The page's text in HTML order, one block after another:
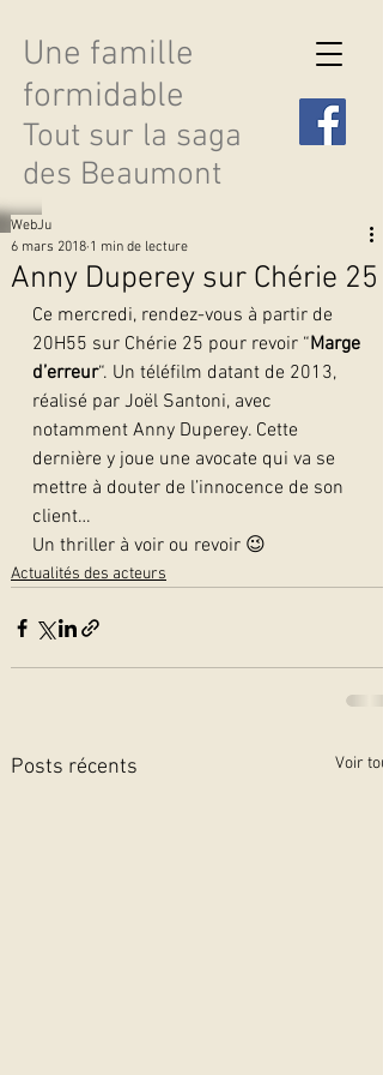
Une famille
formidable
Tout sur la saga
des Beaumont
Découvrir les saisons
Anny Duperey sur Chérie 25
WebJu
6 mars 2018 1 min de lecture
Ce mercredi, rendez-vous à partir de
20H55 sur Chérie 25 pour revoir “Marge
d’erreur“. Un téléfilm datant de 2013,
réalisé par Joël Santoni, avec
notamment Anny Duperey. Cette
dernière y joue une avocate qui va se
mettre à douter de l’innocence de son
client…
Un thriller à voir ou revoir 😉
Actualités des acteurs
Posts récents Voir tout